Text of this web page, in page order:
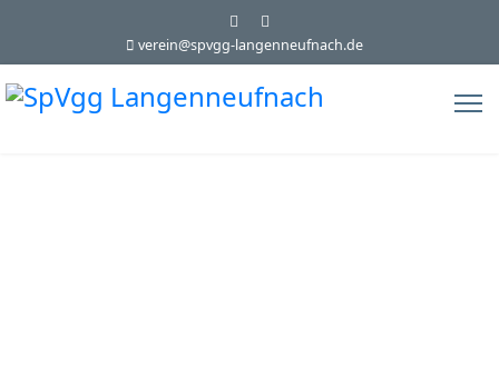
verein@spvgg-langenneufnach.de